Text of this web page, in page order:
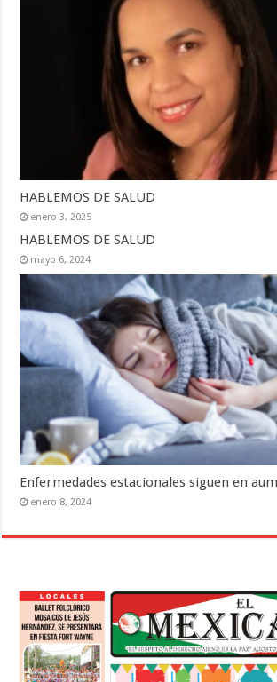
HABLEMOS DE SALUD
enero 3, 2025
HABLEMOS DE SALUD
mayo 6, 2024
Enfermedades estacionales siguen en
enero 8, 2024